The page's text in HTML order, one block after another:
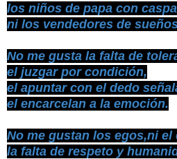
los niños de papa con
ni los vendedores de
No me gusta la falta de
el juzgar por condición,
el apuntar con el dedo
el encarcelan a la emoción.
No me gustan los egos,ni el
la falta de respeto y